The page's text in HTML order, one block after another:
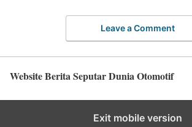
Leave a Comment
Website Berita Seputar Dunia Otomotif
Exit mobile version